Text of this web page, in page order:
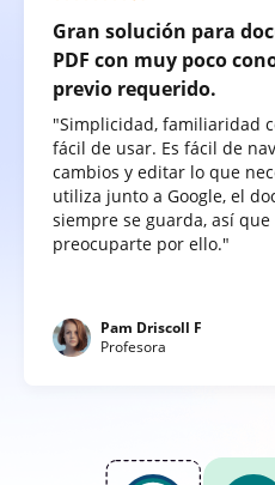
Gran solución para
PDF con muy poco
previo requerido.
"Simplicidad, familiaridad
fácil de usar. Es fácil de
cambios y editar lo que
utiliza junto a Google, el
siempre se guarda, así
preocuparte por ello."
Pam Driscoll F
Profesora